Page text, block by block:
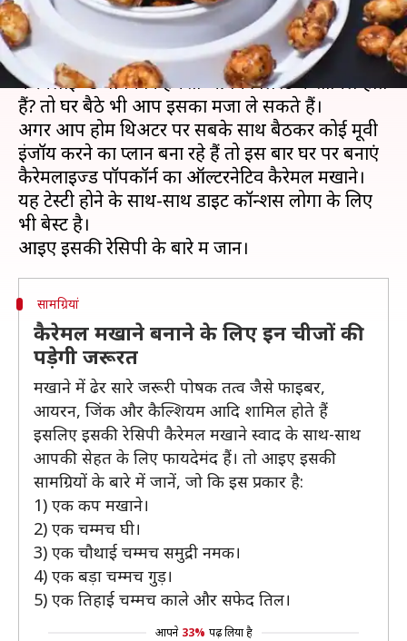
क्या है खबर?
क्या जब भी आप सिनेमा हाल में मूवी देखने जाते हैं तो
कैरेमलाइज्ड पॉपकॉर्न हमेशा आपकी लिस्ट में शामिल होते
हैं? तो घर बैठे भी आप इसका मजा ले सकते हैं।
अगर आप होम थिअटर पर सबके साथ बैठकर कोई मूवी
इंजॉय करने का प्लान बना रहे हैं तो इस बार घर पर बनाएं
कैरेमलाइज्ड पॉपकॉर्न का ऑल्टरनेटिव कैरेमल मखाने।
यह टेस्टी होने के साथ-साथ डाइट कॉन्शस लोगों के लिए
भी बेस्ट है।
सामग्रियां
कैरेमल मखाने बनाने के लिए इन चीजों की
पड़ेगी जरूरत
मखाने में ढेर सारे जरूरी पोषक तत्व जैसे फाइबर,
आयरन, जिंक और कैल्शियम आदि शामिल होते हैं
इसलिए इसकी रेसिपी कैरेमल मखाने स्वाद के साथ-साथ
आपकी सेहत के लिए फायदेमंद हैं। तो आइए इसकी
सामग्रियों के बारे में जानें, जो कि इस प्रकार है:
1) एक कप मखाने।
2) एक चम्मच घी।
3) एक चौथाई चम्मच समुद्री नमक।
4) एक बड़ा चम्मच गुड़।
5) एक तिहाई चम्मच काले और सफेद तिल।
आपने 33% पढ़ लिया है